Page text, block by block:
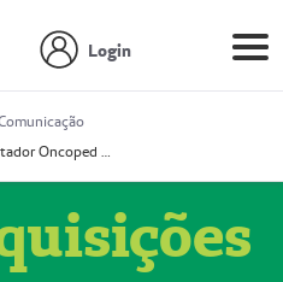
Login
Prestador Oncoped Serviços Médicos (51004335-0)